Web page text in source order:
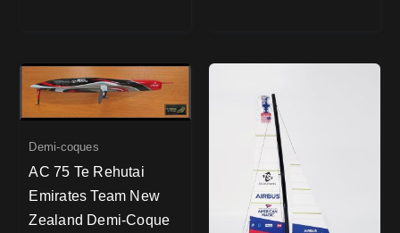
Demi-coques
AC 75 Te Rehutai
Emirates Team New
Zealand Demi-Coque